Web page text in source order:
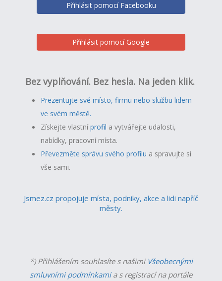
Přihlásit pomocí Facebooku
Přihlásit pomocí Google
Bez vyplňování. Bez hesla. Na jeden klik.
Prezentujte své místo, firmu nebo službu lidem
ve svém městě.
Získejte vlastníprofil a vytvářejte udalosti,
nabídky, pracovní místa.
Převezměte správu svého profilu a spravujte si
vše sami.
Jsmez.cz propojuje místa, podniky, akce a lidi napříč
městy.
*) Přihlášením souhlasíte s našimi Všeobecnými
smluvními podmínkamia s registrací na portále